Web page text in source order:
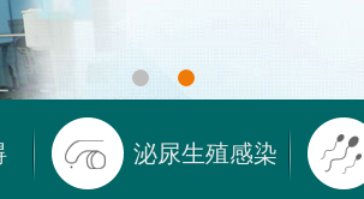
泌尿生殖感染